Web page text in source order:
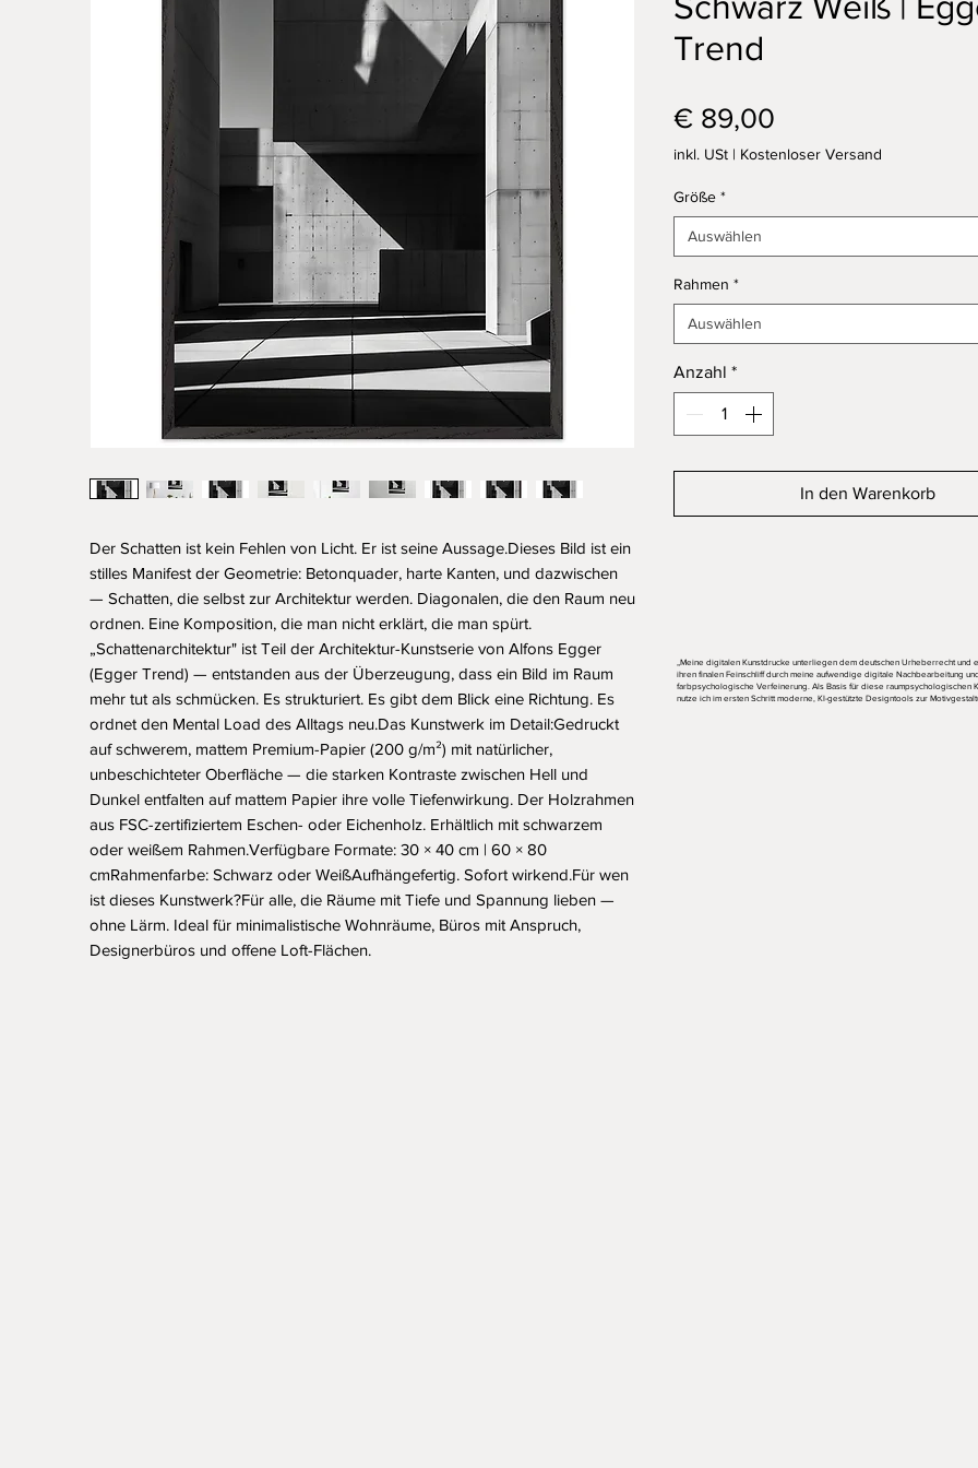
Der Schatten ist kein Fehlen von Licht. Er ist seine Aussage.Dieses Bild ist ein
stilles Manifest der Geometrie: Betonquader, harte Kanten, und dazwischen
— Schatten, die selbst zur Architektur werden. Diagonalen, die den Raum neu
ordnen. Eine Komposition, die man nicht erklärt, die man spürt.
„Schattenarchitektur" ist Teil der Architektur-Kunstserie von Alfons Egger
(Egger Trend) — entstanden aus der Überzeugung, dass ein Bild im Raum
mehr tut als schmücken. Es strukturiert. Es gibt dem Blick eine Richtung. Es
ordnet den Mental Load des Alltags neu.Das Kunstwerk im Detail:Gedruckt
auf schwerem, mattem Premium-Papier (200 g/m²) mit natürlicher,
unbeschichteter Oberfläche — die starken Kontraste zwischen Hell und
Dunkel entfalten auf mattem Papier ihre volle Tiefenwirkung. Der Holzrahmen
aus FSC-zertifiziertem Eschen- oder Eichenholz. Erhältlich mit schwarzem
oder weißem Rahmen.Verfügbare Formate: 30 × 40 cm | 60 × 80
cmRahmenfarbe: Schwarz oder WeißAufhängefertig. Sofort wirkend.Für wen
ist dieses Kunstwerk?Für alle, die Räume mit Tiefe und Spannung lieben —
ohne Lärm. Ideal für minimalistische Wohnräume, Büros mit Anspruch,
Designerbüros und offene Loft-Flächen.
Trend
€ 89,00
inkl. USt | Kostenloser Versand
Größe *
Auswählen
Rahmen *
Auswählen
Anzahl *
In den Warenkorb
„Meine digitalen Kunstdrucke unterliegen dem deutschen Urheberrecht und
ihren finalen Feinschliff durch meine aufwendige digitale Nachbearbeitung
farbpsychologische Verfeinerung. Als Basis für diese raumpsychologischen
nutze ich im ersten Schritt moderne, KI-gestützte Designtools zur